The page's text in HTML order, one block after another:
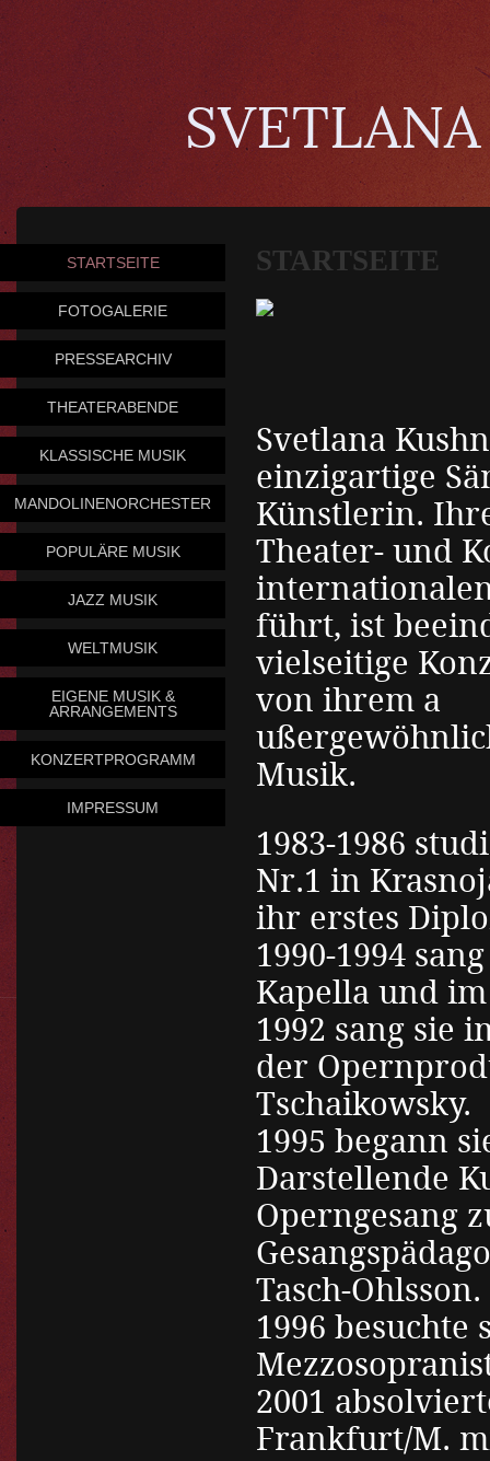
STARTSEITE
FOTOGALERIE
PRESSEARCHIV
THEATERABENDE
KLASSISCHE MUSIK
MANDOLINENORCHESTER
POPULÄRE MUSIK
JAZZ MUSIK
WELTMUSIK
EIGENE MUSIK &
ARRANGEMENTS
KONZERTPROGRAMM
IMPRESSUM
STARTSEITE
Svetlana
einzigartige
Künstlerin.
Theater- und
führt, ist
vielseitige
von ihrem a
Musik.
1983-1986
Nr.1 in
ihr erstes
1990-1994
Kapella und
1992 sang sie
der
Tschaikowsky.
1995 begann
Darstellende
Operngesang
Tasch-Ohlsson.
1996
2001
Frankfurt/M.